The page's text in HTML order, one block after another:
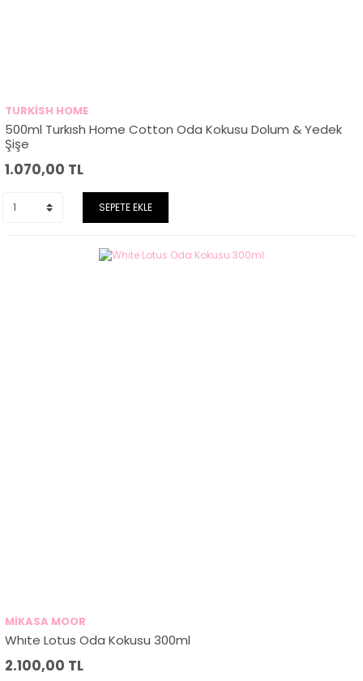
TURKİSH HOME
500ml Turkısh Home Cotton Oda Kokusu Dolum & Yedek
Şişe
1.070,00 TL
SEPETE EKLE
MİKASA MOOR
Whıte Lotus Oda Kokusu 300ml
2.100,00 TL